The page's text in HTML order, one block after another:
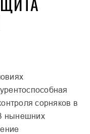
сорняков в
нынешних